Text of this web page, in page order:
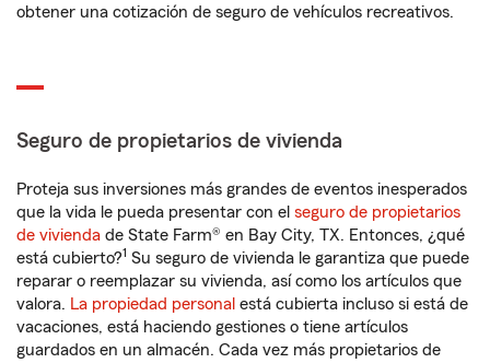
obtener una cotización de seguro de vehículos recreativos.
Seguro de propietarios de vivienda
Proteja sus inversiones más grandes de eventos inesperados
que la vida le pueda presentar con el seguro de propietarios
de vivienda de State Farm® en Bay City, TX. Entonces, ¿qué
está cubierto?1 Su seguro de vivienda le garantiza que puede
reparar o reemplazar su vivienda, así como los artículos que
valora. La propiedad personal está cubierta incluso si está de
vacaciones, está haciendo gestiones o tiene artículos
guardados en un almacén. Cada vez más propietarios de